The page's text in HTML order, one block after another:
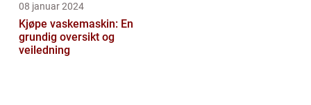
08 januar 2024
Kjøpe vaskemaskin: En
grundig oversikt og
veiledning